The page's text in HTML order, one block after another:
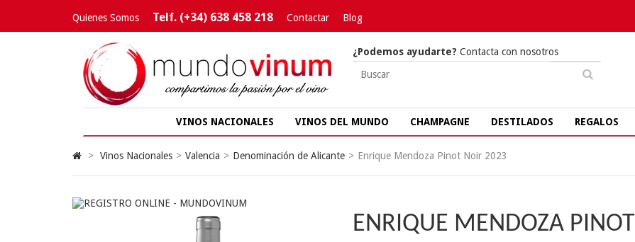
Quienes Somos Telf. (+34) 638 458 218 Contactar Blog
¿Podemos ayudarte? Contacta con nosotros
VINOS NACIONALES VINOS DEL MUNDO CHAMPAGNE DESTILADOS REGALOS
> Vinos Nacionales > Valencia > Denominación de Alicante > Enrique Mendoza Pinot Noir 2023
ENRIQUE MENDOZA PINOT